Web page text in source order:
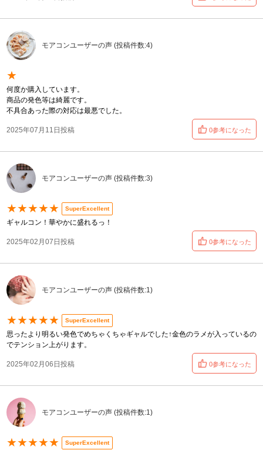
モアコンユーザーの声 (投稿件数:4)
★
何度か購入しています。
商品の発色等は綺麗です。
不具合あった際の対応は最悪でした。
2025年07月11日投稿 0参考になった
モアコンユーザーの声 (投稿件数:3)
★★★★★ SuperExcellent
ギャルコン！華やかに盛れるっ！
2025年02月07日投稿 0参考になった
モアコンユーザーの声 (投稿件数:1)
★★★★★ SuperExcellent
思ったより明るい発色でめちゃくちゃギャルでした↑金色のラメが入っているの
でテンション上がります。
2025年02月06日投稿 0参考になった
モアコンユーザーの声 (投稿件数:1)
★★★★★ SuperExcellent